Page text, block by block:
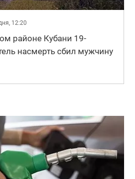
12:20
районе Кубани 19-
насмерть сбил мужчину